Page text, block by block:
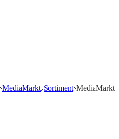
MediaMarkt Sortiment MediaMarkt